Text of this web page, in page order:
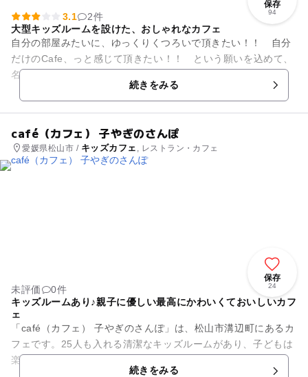
保存
94
3.1
2件
大型キッズルームを設けた、おしゃれなカフェ
自分の部屋みたいに、ゆっくりくつろいで頂きたい！！ 自分
だけのCafe、っと感じて頂きたい！！ という願いを込めて、
名付けられた「my cafe」。大型キッズルームを併設したキッ
続きをみる
café（カフェ） 子やぎのさんぽ
愛媛県松山市 / キッズカフェ , レストラン・カフェ
保存
24
未評価
0件
キッズルームあり♪親子に優しい最高にかわいくておいしいカフ
ェ
「café（カフェ） 子やぎのさんぽ」は、松山市溝辺町にあるカ
フェです。25人も入れる清潔なキッズルームがあり、子どもは
楽しく、大人は優雅な時間が過ごせます。5種類あるキッズメ
続きをみる